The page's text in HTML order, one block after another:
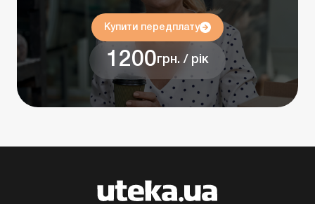
Купити передплату
1200грн. / рік